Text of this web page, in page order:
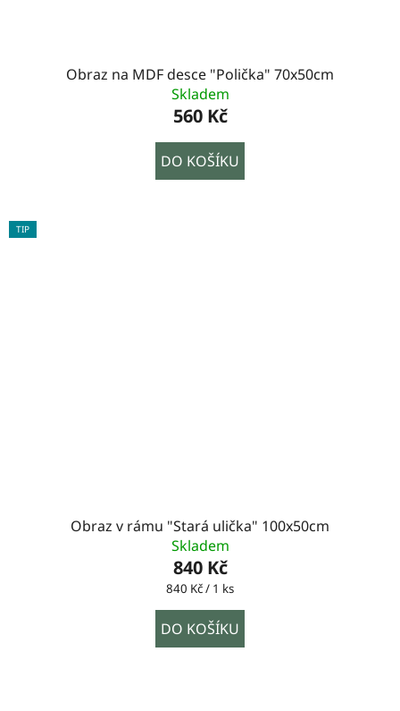
Obraz na MDF desce "Polička" 70x50cm
Skladem
560 Kč
DO KOŠÍKU
TIP
Obraz v rámu "Stará ulička" 100x50cm
Skladem
840 Kč
Měrná
840 Kč / 1 ks
DO KOŠÍKU